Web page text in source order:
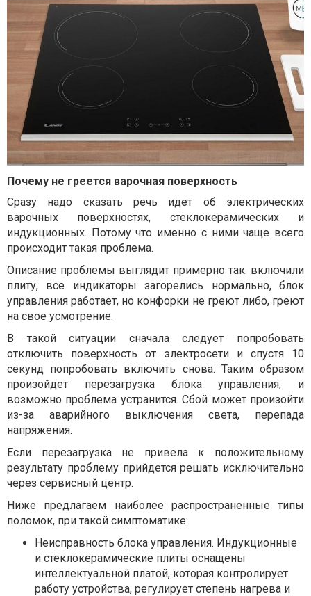
Почему не греется варочная поверхность
Сразу надо сказать речь идет об электрических
варочных поверхностях, стеклокерамических и
индукционных. Потому что именно с ними чаще всего
происходит такая проблема.
Описание проблемы выглядит примерно так: включили
плиту, все индикаторы загорелись нормально, блок
управления работает, но конфорки не греют либо, греют
на свое усмотрение.
В такой ситуации сначала следует попробовать
отключить поверхность от электросети и спустя 10
секунд попробовать включить снова. Таким образом
произойдет перезагрузка блока управления, и
возможно проблема устранится. Сбой может произойти
из-за аварийного выключения света, перепада
напряжения.
Если перезагрузка не привела к положительному
результату проблему прийдется решать исключительно
через сервисный центр.
Ниже предлагаем наиболее распространенные типы
поломок, при такой симптоматике:
Неисправность блока управления. Индукционные
и стеклокерамические плиты оснащены
интеллектуальной платой, которая контролирует
работу устройства, регулирует степень нагрева и